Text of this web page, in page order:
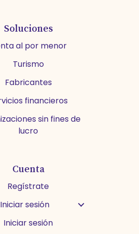
Soluciones
al por menor
Turismo
Fabricantes
financieros
sin fines de
lucro
Cuenta
Regístrate
Iniciar sesión
Iniciar sesión